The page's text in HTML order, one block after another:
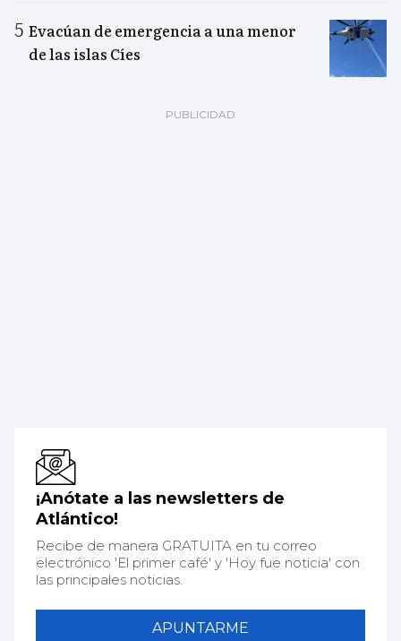
Evacúan de emergencia a una menor
de las islas Cíes
¡Anótate a las newsletters de
Atlántico!
Recibe de manera GRATUITA en tu correo
electrónico 'El primer café' y 'Hoy fue noticia' con
las principales noticias.
APUNTARME